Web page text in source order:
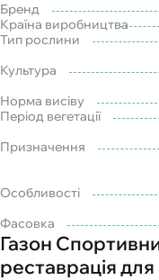
Бренд
Країна виробництва
Тип рослини
Культура
Норма висіву
Період вегетації
Призначення
Особливості
Фасовка
Газон
реставрація